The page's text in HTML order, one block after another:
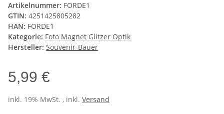
Artikelnummer: FORDE1
GTIN: 4251425805282
HAN: FORDE1
Kategorie: Foto Magnet Glitzer Optik
Hersteller: Souvenir-Bauer
5,99 €
inkl. 19% MwSt. , inkl. Versand